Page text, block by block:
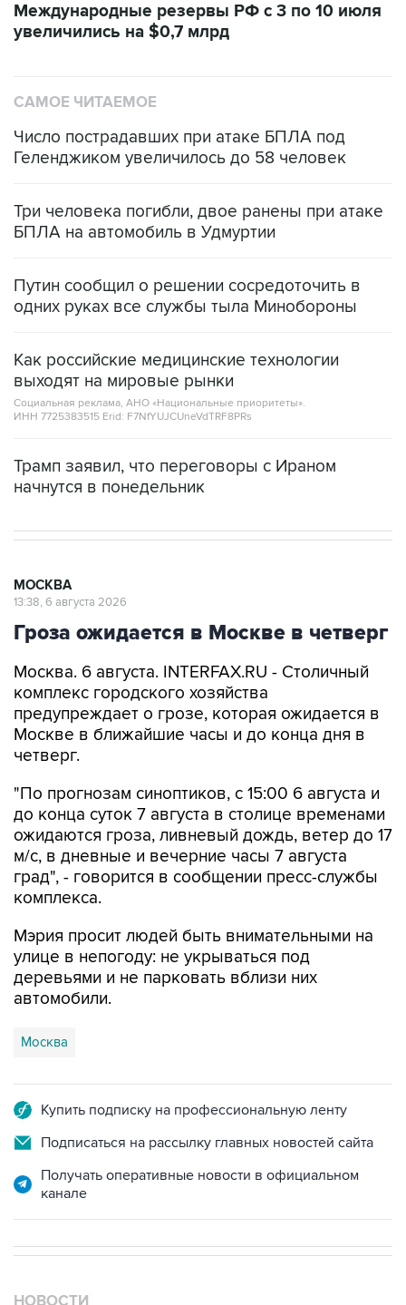
Международные резервы РФ с 3 по 10 июля
увеличились на $0,7 млрд
САМОЕ ЧИТАЕМОЕ
Число пострадавших при атаке БПЛА под
Геленджиком увеличилось до 58 человек
Три человека погибли, двое ранены при атаке
БПЛА на автомобиль в Удмуртии
Путин сообщил о решении сосредоточить в
одних руках все службы тыла Минобороны
Как российские медицинские технологии
выходят на мировые рынки
Социальная реклама, АНО «Национальные приоритеты».
ИНН 7725383515 Erid: F7NfYUJCUneVdTRF8PRs
Трамп заявил, что переговоры с Ираном
начнутся в понедельник
МОСКВА
13:38, 6 августа 2026
Гроза ожидается в Москве в четверг
Москва. 6 августа. INTERFAX.RU - Столичный
комплекс городского хозяйства
предупреждает о грозе, которая ожидается в
Москве в ближайшие часы и до конца дня в
четверг.
"По прогнозам синоптиков, с 15:00 6 августа и
до конца суток 7 августа в столице временами
ожидаются гроза, ливневый дождь, ветер до 17
м/с, в дневные и вечерние часы 7 августа
град", - говорится в сообщении пресс-службы
комплекса.
Мэрия просит людей быть внимательными на
улице в непогоду: не укрываться под
деревьями и не парковать вблизи них
автомобили.
Москва
Купить подписку на профессиональную ленту
Подписаться на рассылку главных новостей сайта
Получать оперативные новости в официальном
канале